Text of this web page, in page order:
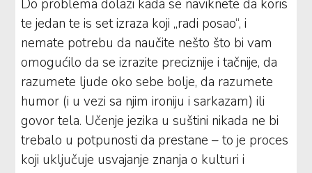
Do problema dolazi kada se naviknete da koris
te jedan te is set izraza koji „radi posao“, i
nemate potrebu da naučite nešto što bi vam
omogućilo da se izrazite preciznije i tačnije, da
razumete ljude oko sebe bolje, da razumete
humor (i u vezi sa njim ironiju i sarkazam) ili
govor tela. Učenje jezika u suštini nikada ne bi
trebalo u potpunosti da prestane – to je proces
koji uključuje usvajanje znanja o kulturi i